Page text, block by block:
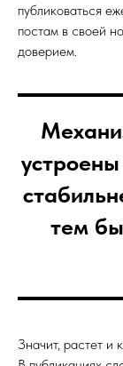
публиковаться
постам в своей
доверием.
тем
Значит, растет и